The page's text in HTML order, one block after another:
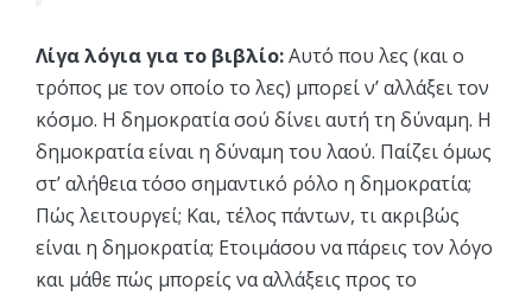
Λίγα λόγια για το βιβλίο:Αυτό που λες (και ο
τρόπος με τον οποίο το λες) μπορεί ν’ αλλάξει τον
κόσμο. Η δημοκρατία σού δίνει αυτή τη δύναμη. Η
δημοκρατία είναι η δύναμη του λαού. Παίζει όμως
στ’ αλήθεια τόσο σημαντικό ρόλο η δημοκρατία;
Πώς λειτουργεί; Και, τέλος πάντων, τι ακριβώς
είναι η δημοκρατία; Ετοιμάσου να πάρεις τον λόγο
και μάθε πώς μπορείς να αλλάξεις προς το